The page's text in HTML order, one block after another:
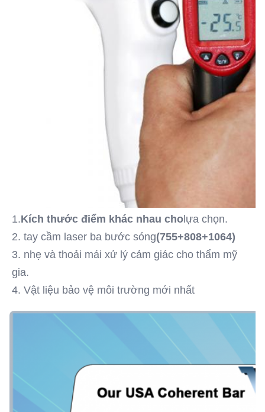
1.Kích thước điểm khác nhau cholựa chọn.
2. tay cầm laser ba bước sóng(755+808+1064)
3. nhẹ và thoải mái xử lý cảm giác cho thẩm mỹ
gia.
4. Vật liệu bảo vệ môi trường mới nhất